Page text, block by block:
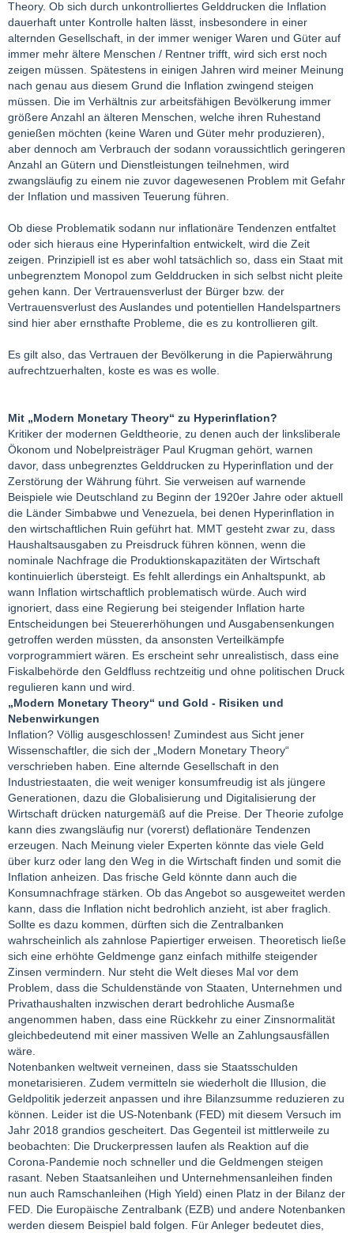
Theory. Ob sich durch unkontrolliertes Gelddrucken die Inflation
dauerhaft unter Kontrolle halten lässt, insbesondere in einer
alternden Gesellschaft, in der immer weniger Waren und Güter auf
immer mehr ältere Menschen / Rentner trifft, wird sich erst noch
zeigen müssen. Spätestens in einigen Jahren wird meiner Meinung
nach genau aus diesem Grund die Inflation zwingend steigen
müssen. Die im Verhältnis zur arbeitsfähigen Bevölkerung immer
größere Anzahl an älteren Menschen, welche ihren Ruhestand
genießen möchten (keine Waren und Güter mehr produzieren),
aber dennoch am Verbrauch der sodann voraussichtlich geringeren
Anzahl an Gütern und Dienstleistungen teilnehmen, wird
zwangsläufig zu einem nie zuvor dagewesenen Problem mit Gefahr
der Inflation und massiven Teuerung führen.
Ob diese Problematik sodann nur inflationäre Tendenzen entfaltet
oder sich hieraus eine Hyperinfaltion entwickelt, wird die Zeit
zeigen. Prinzipiell ist es aber wohl tatsächlich so, dass ein Staat mit
unbegrenztem Monopol zum Gelddrucken in sich selbst nicht pleite
gehen kann. Der Vertrauensverlust der Bürger bzw. der
Vertrauensverlust des Auslandes und potentiellen Handelspartners
sind hier aber ernsthafte Probleme, die es zu kontrollieren gilt.
Es gilt also, das Vertrauen der Bevölkerung in die Papierwährung
aufrechtzuerhalten, koste es was es wolle.
Mit „Modern Monetary Theory“ zu Hyperinflation?
Kritiker der modernen Geldtheorie, zu denen auch der linksliberale
Ökonom und Nobelpreisträger Paul Krugman gehört, warnen
davor, dass unbegrenztes Gelddrucken zu Hyperinflation und der
Zerstörung der Währung führt. Sie verweisen auf warnende
Beispiele wie Deutschland zu Beginn der 1920er Jahre oder aktuell
die Länder Simbabwe und Venezuela, bei denen Hyperinflation in
den wirtschaftlichen Ruin geführt hat. MMT gesteht zwar zu, dass
Haushaltsausgaben zu Preisdruck führen können, wenn die
nominale Nachfrage die Produktionskapazitäten der Wirtschaft
kontinuierlich übersteigt. Es fehlt allerdings ein Anhaltspunkt, ab
wann Inflation wirtschaftlich problematisch würde. Auch wird
ignoriert, dass eine Regierung bei steigender Inflation harte
Entscheidungen bei Steuererhöhungen und Ausgabensenkungen
getroffen werden müssten, da ansonsten Verteilkämpfe
vorprogrammiert wären. Es erscheint sehr unrealistisch, dass eine
Fiskalbehörde den Geldfluss rechtzeitig und ohne politischen Druck
regulieren kann und wird.
„Modern Monetary Theory“ und Gold - Risiken und
Nebenwirkungen
Inflation? Völlig ausgeschlossen! Zumindest aus Sicht jener
Wissenschaftler, die sich der „Modern Monetary Theory“
verschrieben haben. Eine alternde Gesellschaft in den
Industriestaaten, die weit weniger konsumfreudig ist als jüngere
Generationen, dazu die Globalisierung und Digitalisierung der
Wirtschaft drücken naturgemäß auf die Preise. Der Theorie zufolge
kann dies zwangsläufig nur (vorerst) deflationäre Tendenzen
erzeugen. Nach Meinung vieler Experten könnte das viele Geld
über kurz oder lang den Weg in die Wirtschaft finden und somit die
Inflation anheizen. Das frische Geld könnte dann auch die
Konsumnachfrage stärken. Ob das Angebot so ausgeweitet werden
kann, dass die Inflation nicht bedrohlich anzieht, ist aber fraglich.
Sollte es dazu kommen, dürften sich die Zentralbanken
wahrscheinlich als zahnlose Papiertiger erweisen. Theoretisch ließe
sich eine erhöhte Geldmenge ganz einfach mithilfe steigender
Zinsen vermindern. Nur steht die Welt dieses Mal vor dem
Problem, dass die Schuldenstände von Staaten, Unternehmen und
Privathaushalten inzwischen derart bedrohliche Ausmaße
angenommen haben, dass eine Rückkehr zu einer Zinsnormalität
gleichbedeutend mit einer massiven Welle an Zahlungsausfällen
wäre.
Notenbanken weltweit verneinen, dass sie Staatsschulden
monetarisieren. Zudem vermitteln sie wiederholt die Illusion, die
Geldpolitik jederzeit anpassen und ihre Bilanzsumme reduzieren zu
können. Leider ist die US-Notenbank (FED) mit diesem Versuch im
Jahr 2018 grandios gescheitert. Das Gegenteil ist mittlerweile zu
beobachten: Die Druckerpressen laufen als Reaktion auf die
Corona-Pandemie noch schneller und die Geldmengen steigen
rasant. Neben Staatsanleihen und Unternehmensanleihen finden
nun auch Ramschanleihen (High Yield) einen Platz in der Bilanz der
FED. Die Europäische Zentralbank (EZB) und andere Notenbanken
werden diesem Beispiel bald folgen. Für Anleger bedeutet dies,